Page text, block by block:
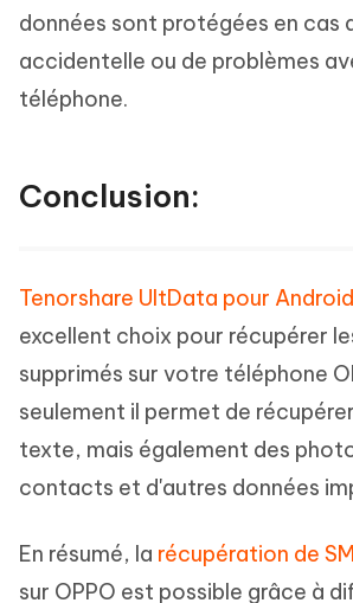
données sont protégées en cas
accidentelle ou de problèmes
téléphone.
Conclusion:
Tenorshare UltData pour Android
excellent choix pour récupérer
supprimés sur votre téléphone
seulement il permet de
texte, mais également des
contacts et d'autres données
En résumé, la récupération de
sur OPPO est possible grâce à